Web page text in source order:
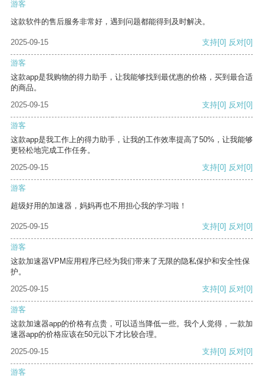
游客
这款软件的售后服务非常好，遇到问题都能得到及时解决。
2025-09-15 支持[0] 反对[0]
游客
这款app是我购物的得力助手，让我能够找到最优惠的价格，买到最合适
的商品。
2025-09-15
支持[0] 反对[0]
游客
这款app是我工作上的得力助手，让我的工作效率提高了50%，让我能够
更轻松地完成工作任务。
2025-09-15
支持[0] 反对[0]
游客
超级好用的加速器，妈妈再也不用担心我的学习啦！
2025-09-15 支持[0] 反对[0]
游客
这款加速器VPM应用程序已经为我们带来了无限的隐私保护和安全性保
护。
2025-09-15
支持[0] 反对[0]
游客
这款加速器app的价格有点贵，可以适当降低一些。我个人觉得，一款加
速器app的价格应该在50元以下才比较合理。
2025-09-15
支持[0] 反对[0]
游客